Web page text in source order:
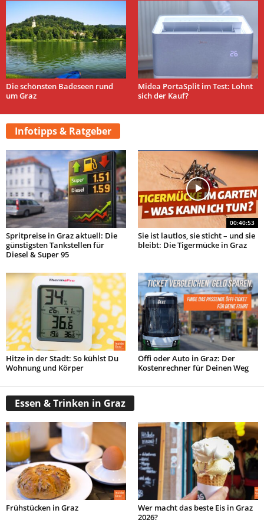
Die schönsten Badeseen rund
um Graz
Midea PortaSplit im Test: Lohnt
sich der Kauf?
Infotipps & Ratgeber
Spritpreise in Graz aktuell: Die
günstigsten Tankstellen für
Diesel & Super 95
00:40:53
Sie ist lautlos, sie sticht – und sie
bleibt: Die Tigermücke in Graz
Hitze in der Stadt: So kühlst Du
Wohnung und Körper
Öffi oder Auto in Graz: Der
Kostenrechner für Deinen Weg
Essen & Trinken in Graz
Frühstücken in Graz
Wer macht das beste Eis in Graz
2026?